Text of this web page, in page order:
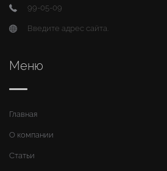
99-05-09
Введите адрес сайта.
Меню
Главная
О компании
Статьи